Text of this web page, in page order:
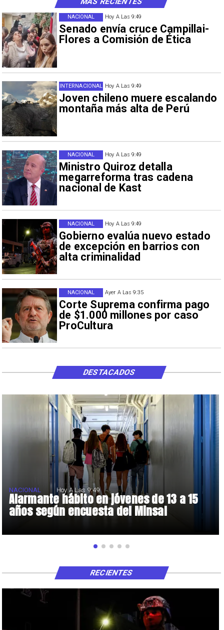
Hoy A Las 9:49
Senado envía cruce Campillai-
Flores a Comisión de Ética
NACIONAL
Hoy A Las 9:49
Joven chileno muere escalando
montaña más alta de Perú
INTERNACIONAL
Hoy A Las 9:49
Ministro Quiroz detalla
megarreforma tras cadena
nacional de Kast
NACIONAL
Hoy A Las 9:49
Gobierno evalúa nuevo estado
de excepción en barrios con
alta criminalidad
NACIONAL
Ayer A Las 9:35
Corte Suprema confirma pago
de $1.000 millones por caso
ProCultura
NACIONAL
Alarmante hábito en jóvenes de 13 a 15
años según encuesta del Minsal
NACIONAL Hoy A Las 9:49
DESTACADOS
RECIENTES